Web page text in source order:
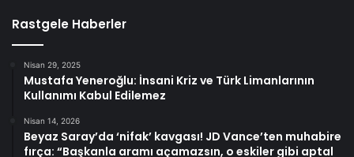
Rastgele Haberler
Nisan 29, 2025
Mustafa Yeneroğlu: İnsani Kriz ve Türk Limanlarının
Kullanımı Kabul Edilemez
Nisan 14, 2026
Beyaz Saray’da ‘nifak’ kavgası! JD Vance’ten muhabire
fırça: “Başkanla aramı açamazsın, o eskiler gibi aptal